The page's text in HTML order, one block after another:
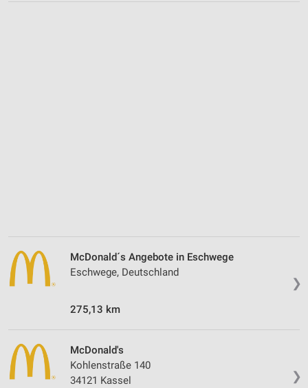
❯
McDonald´s Angebote in Eschwege
Eschwege, Deutschland
275,13 km
❯
McDonald's
Kohlenstraße 140
34121 Kassel